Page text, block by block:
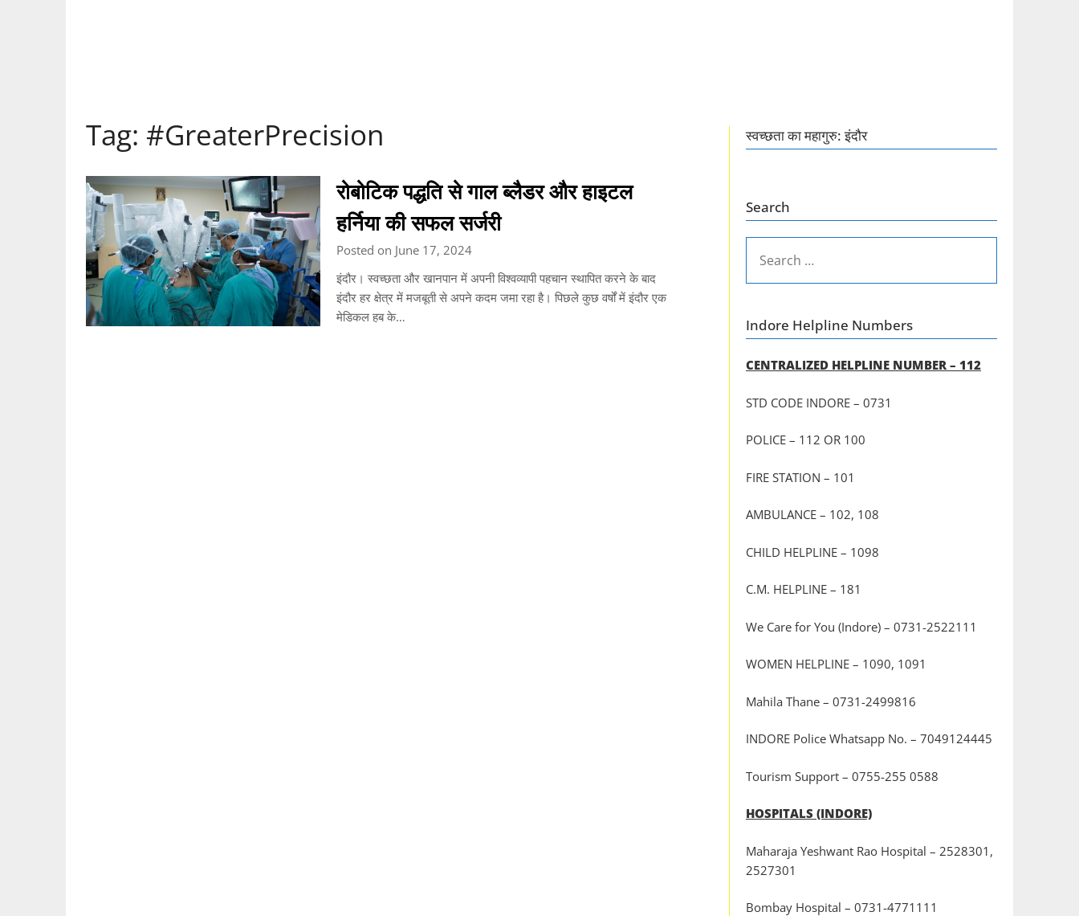
Tag: #GreaterPrecision
रोबोटिक पद्धति से गाल ब्लैडर और हाइटल
हर्निया की सफल सर्जरी
Posted on June 17, 2024
इंदौर। स्वच्छता और खानपान में अपनी विश्वव्यापी पहचान स्थापित करने के बाद
इंदौर हर क्षेत्र में मजबूती से अपने कदम जमा रहा है। पिछले कुछ वर्षों में इंदौर एक
मेडिकल हब के…
स्वच्छता का महागुरु: इंदौर
Search
FOR:
Indore Helpline Numbers
CENTRALIZED HELPLINE NUMBER – 112
STD CODE INDORE – 0731
POLICE – 112 OR 100
FIRE STATION – 101
AMBULANCE – 102, 108
CHILD HELPLINE – 1098
C.M. HELPLINE – 181
We Care for You (Indore) – 0731-2522111
WOMEN HELPLINE – 1090, 1091
Mahila Thane – 0731-2499816
INDORE Police Whatsapp No. – 7049124445
Tourism Support – 0755-255 0588
HOSPITALS (INDORE)
Maharaja Yeshwant Rao Hospital – 2528301,
2527301
Bombay Hospital – 0731-4771111